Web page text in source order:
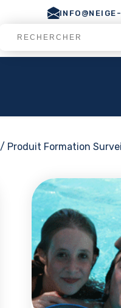
/ Produit Formation